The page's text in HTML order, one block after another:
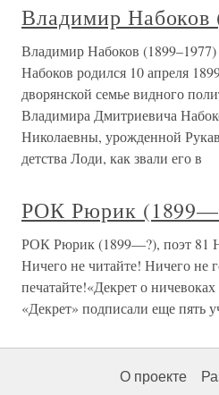
Владимир Набоков
Владимир Набоков
Набоков родился 10 апреля
дворянской семье видного
Владимира Дмитриевича
Николаевны, урожденной
детства Лоди, как звали его в
РОК Рюрик
РОК Рюрик (1899—?), поэт 81
Ничего не читайте! Ничего не
печатайте!«Декрет о
«Декрет» подписали еще пять
О проекте